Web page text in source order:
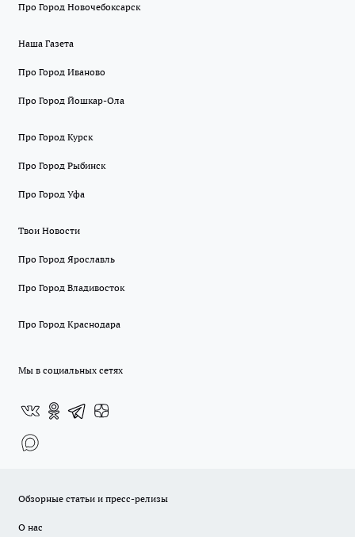
Про Город Новочебоксарск
Наша Газета
Про Город Иваново
Про Город Йошкар-Ола
Про Город Курск
Про Город Рыбинск
Про Город Уфа
Твои Новости
Про Город Ярославль
Про Город Владивосток
Про Город Краснодара
Мы в социальных сетях
Обзорные статьи и пресс-релизы
О нас